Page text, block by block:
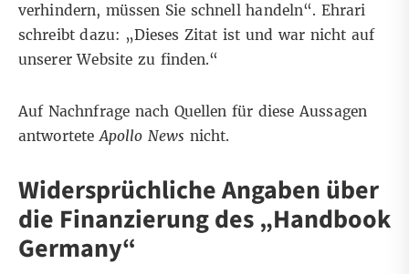
verhindern, müssen Sie schnell handeln“. Ehrari
schreibt dazu: „Dieses Zitat ist und war nicht auf
unserer Website zu finden.“
Auf Nachnfrage nach Quellen für diese Aussagen
antwortete Apollo News nicht.
Widersprüchliche Angaben über
die Finanzierung des „Handbook
Germany“